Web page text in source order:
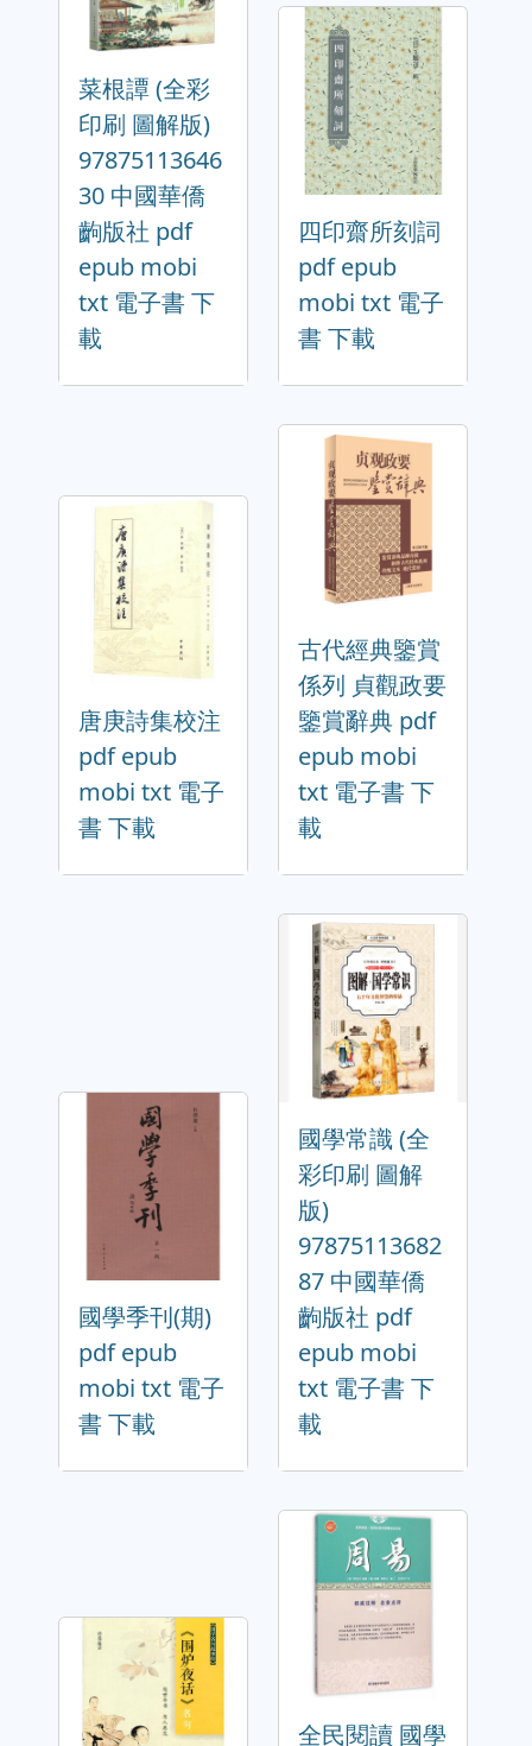
菜根譚 (全彩
印刷 圖解版)
97875113646
30 中國華僑
齣版社 pdf
epub mobi
txt 電子書 下
載
四印齋所刻詞
pdf epub
mobi txt 電子
書 下載
唐庚詩集校注
pdf epub
mobi txt 電子
書 下載
古代經典鑒賞
係列 貞觀政要
鑒賞辭典 pdf
epub mobi
txt 電子書 下
載
國學季刊(期)
pdf epub
mobi txt 電子
書 下載
國學常識 (全
彩印刷 圖解
版)
97875113682
87 中國華僑
齣版社 pdf
epub mobi
txt 電子書 下
載
全民閱讀 國學